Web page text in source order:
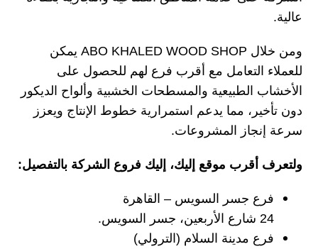
عالية.
ومن خلال ABO KHALED WOOD SHOP يمكن
للعملاء التعامل مع أقرب فرع لهم للحصول على
الأخشاب الطبيعية والمسطحات الخشبية وألواح الديكور
دون تأخير، مما يدعم استمرارية خطوط الإنتاج ويعزز
سرعة إنجاز المشروعات.
ولتعرف أقرب موقع إليك، إليك فروع الشركة بالتفصيل:
فرع جسر السويس – القاهرة
24 شارع الأربعين، جسر السويس.
فرع مدينة السلام (الترولي)